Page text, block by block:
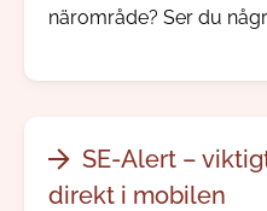
närområde? Ser du
årliga
SE-Alert –
direkt i mobilen